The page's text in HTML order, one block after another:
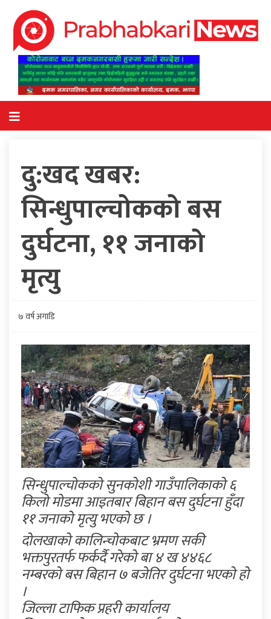
दु:खद खबर:
सिन्धुपाल्चोकको बस
दुर्घटना, ११ जनाको
मृत्यु
७ वर्ष अगाडि
सिन्धुपाल्चोकको सुनकोशी गाउँपालिकाको ६
किलो मोडमा आइतबार बिहान बस दुर्घटना हुँदा
११ जनाको मृत्यु भएको छ ।
दोलखाको कालिन्चोकबाट भ्रमण सकी
भक्तपुरतर्फ फर्कर्दै गरेको बा ४ ख ४४६८
नम्बरको बस बिहान ७ बजेतिर दुर्घटना भएको हो
।
जिल्ला टाफिक प्रहरी कार्यालय